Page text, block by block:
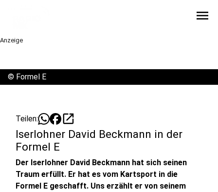
menu
Anzeige
© Formel E
Teilen: open_in_new
Iserlohner David Beckmann in der
Formel E
Der Iserlohner David Beckmann hat sich seinen
Traum erfüllt. Er hat es vom Kartsport in die
Formel E geschafft. Uns erzählt er von seinem